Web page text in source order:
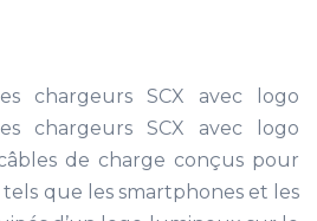
chargeurs SCX avec logo
chargeurs SCX avec logo
de charge conçus pour
tels que les smartphones et les